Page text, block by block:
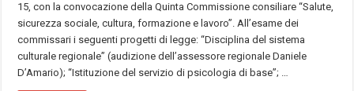
15, con la convocazione della Quinta Commissione consiliare “Salute,
sicurezza sociale, cultura, formazione e lavoro”. All’esame dei
commissari i seguenti progetti di legge: “Disciplina del sistema
culturale regionale” (audizione dell’assessore regionale Daniele
D’Amario); “Istituzione del servizio di psicologia di base”; …